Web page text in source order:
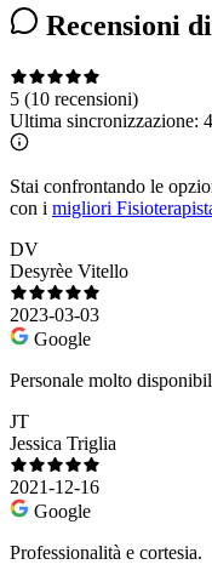
Recensioni
5 (10 recensioni)
Ultima sincronizzazione:
Stai confrontando le
con i migliori
DV
Desyrèe Vitello
2023-03-03
Google
Personale molto
JT
Jessica Triglia
2021-12-16
Google
Professionalità e cortesia.